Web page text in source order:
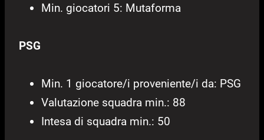
Min. giocatori 5: Mutaforma
PSG
Min. 1 giocatore/i proveniente/i da: PSG
Valutazione squadra min.: 88
Intesa di squadra min.: 50